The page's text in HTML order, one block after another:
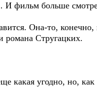
фильм больше
Она-то, конечно,
романа Стругацких.
какая угодно, но, как